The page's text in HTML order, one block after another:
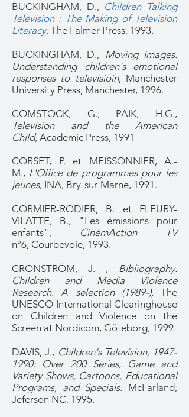
BUCKINGHAM, D., Children Talking
Television : The Making of Television
Literacy, The Falmer Press, 1993.
BUCKINGHAM, D., Moving Images.
Understanding children's emotional
responses to televisioin, Manchester
University Press, Manchester, 1996.
COMSTOCK, G., PAIK, H.G.,
Television and the American
Child, Academic Press, 1991​
CORSET, P. et MEISSONNIER, A.-
M., L'Office de programmes pour les
jeunes, INA, Bry-sur-Marne, 1991.
CORMIER-RODIER, B. et FLEURY-
VILATTE, B., "Les émissions pour
enfants", CinémAction TV
n°6, Courbevoie, 1993.
CRONSTRÖM, J. , Bibliography.
Children and Media Violence
Research. A selection (1989-),The
UNESCO International Clearinghouse
on Children and Violence on the
Screen at Nordicom, Göteborg, 1999.
DAVIS, J., Children's Television, 1947-
1990: Over 200 Series, Game and
Variety Shows, Cartoons, Educational
Programs, and Specials. McFarland,
Jeferson NC, 1995.